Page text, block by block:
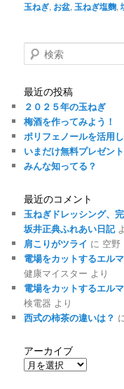
玉ねぎ, お盆, 玉ねぎ塩麴,
検
索
最近の投稿
２０２５年の玉ねぎ
梅酒を作ってみよう！
ポリフェノールを活用
いまだけ無料プレゼン
みんな知ってる？
最近のコメント
玉ねぎドレッシング、
坂井正典ふれあい日記
肩こりがツライ に 空
電場をカットするエル
健康マイスター より
電場をカットするエル
検電器 より
西式の柿茶の違いは？
アーカイブ
ア